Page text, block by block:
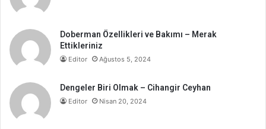
Doberman Özellikleri ve Bakımı – Merak
Ettikleriniz
Editor Ağustos 5, 2024
Dengeler Biri Olmak – Cihangir Ceyhan
Editor Nisan 20, 2024